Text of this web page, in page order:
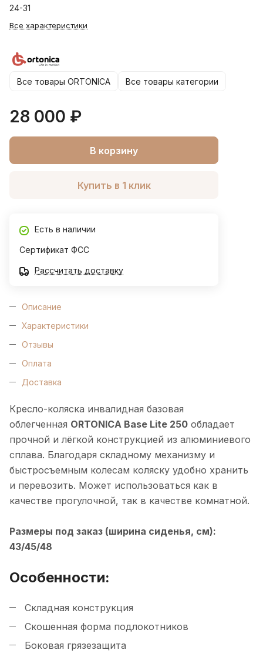
24-31
Все характеристики
Все товары ORTONICA Все товары категории
28 000 ₽
В корзину
Купить в 1 клик
Есть в наличии
Сертификат ФСС
Рассчитать доставку
Описание
Характеристики
Отзывы
Оплата
Доставка
Кресло-коляска инвалидная базовая
облегченная ORTONICA Base Lite 250 обладает
прочной и лёгкой конструкцией из алюминиевого
сплава. Благодаря складному механизму и
быстросъемным колесам коляску удобно хранить
и перевозить. Может использоваться как в
качестве прогулочной, так в качестве комнатной.
Размеры под заказ (ширина сиденья, см):
43/45/48
Особенности:
Складная конструкция
Скошенная форма подлокотников
Боковая грязезащита